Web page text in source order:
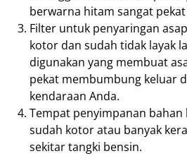
berwarna hitam sangat pekat
Filter untuk penyaringan
kotor dan sudah tidak layak
digunakan yang membuat
pekat membumbung keluar
kendaraan Anda.
Tempat penyimpanan bahan
sudah kotor atau banyak
sekitar tangki bensin.